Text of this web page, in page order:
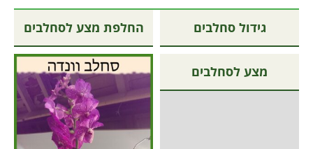
גידול סחלבים החלפת מצע לסחלבים
מצע לסחלבים